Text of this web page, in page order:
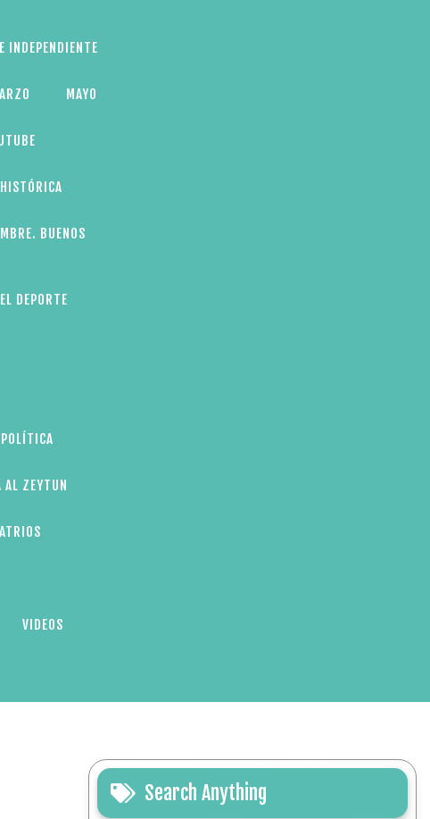
INDEPENDIENTE
MAYO
BUENOS
DEPORTE
POLÍTICA
AL ZEYTUN
VIDEOS
Search Anything